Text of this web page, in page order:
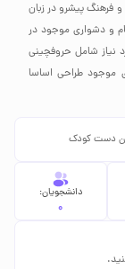
و فرهنگ پیشرو در زبان
و دشواری موجود در
نیاز شامل حروفچینی
موجود طراحی اساسا
دست کودک
دانشجویان:
0